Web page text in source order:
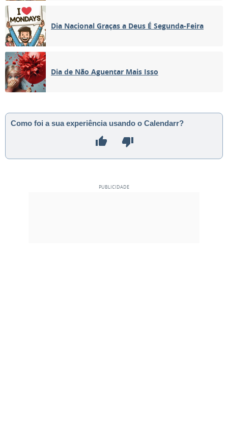
Dia Nacional Graças a Deus É Segunda-Feira
Dia de Não Aguentar Mais Isso
Como foi a sua experiência usando o Calendarr?